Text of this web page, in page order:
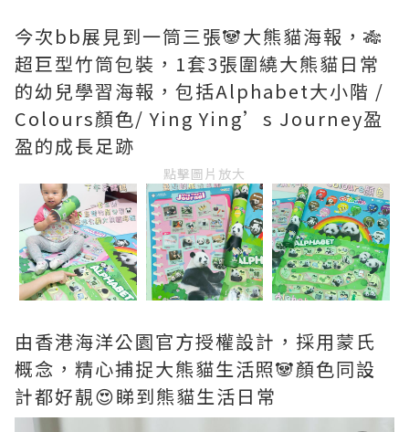
今次bb展見到一筒三張🐼大熊貓海報，🎋
超巨型竹筒包裝，1套3張圍繞大熊貓日常
的幼兒學習海報，包括Alphabet大小階 /
Colours顏色/ Ying Ying’s Journey盈
盈的成長足跡
點擊圖片放大
由香港海洋公園官方授權設計，採用蒙氏
概念，精心捕捉大熊貓生活照🐼顏色同設
計都好靚😍睇到熊貓生活日常